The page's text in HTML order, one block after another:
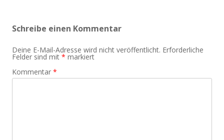
Schreibe einen Kommentar
Deine E-Mail-Adresse wird nicht veröffentlicht. Erforderliche
Felder sind mit * markiert
Kommentar *